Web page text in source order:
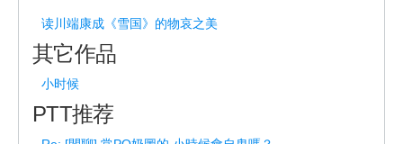
读川端康成《雪国》的物哀之美
其它作品
小时候
PTT推荐